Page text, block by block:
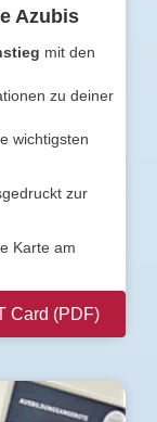
Azubis
mit den
zu deiner
wichtigsten
zur
Karte am
Card (PDF)